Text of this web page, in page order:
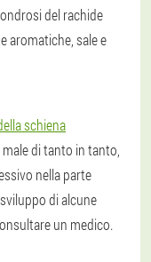
del rachide
aromatiche, sale e
schiena
di tanto in tanto,
nella parte
di alcune
un medico.